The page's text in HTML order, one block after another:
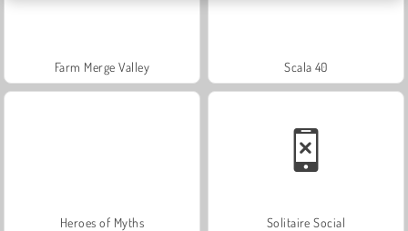
Farm Merge Valley Scala 40
Heroes of Myths Solitaire Social